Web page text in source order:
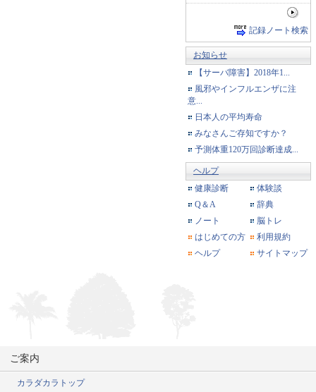
記録ノート検索
お知らせ
【サーバ障害】2018年1...
風邪やインフルエンザに注
意...
日本人の平均寿命
みなさんご存知ですか？
予測体重120万回診断達成...
ヘルプ
健康診断
体験談
Q＆A
辞典
ノート
脳トレ
はじめての方
利用規約
ヘルプ
サイトマップ
ご案内
カラダカラトップ